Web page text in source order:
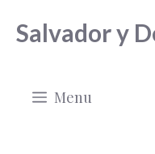
Salvador y
Menu